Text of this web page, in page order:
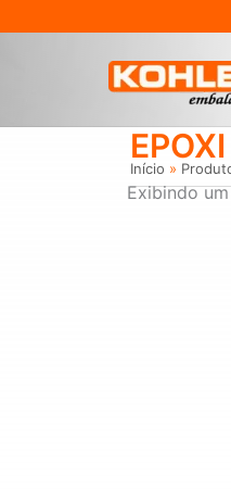
EPOXI
Início
Exibindo